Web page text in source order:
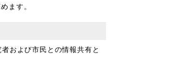
ます。
および市民との情報共有と